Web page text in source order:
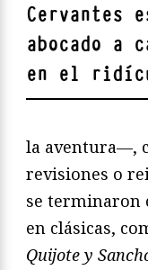
Cervantes
abocado a
en el
la aventura—,
revisiones o
se terminaron
en clásicas,
Quijote y